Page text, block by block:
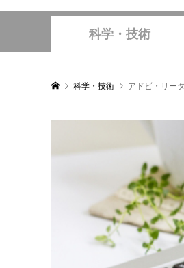
科学・技術
科学・技術 アドビ・リー